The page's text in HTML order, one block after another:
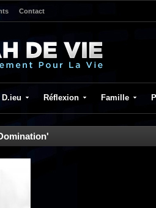
Contact
Réflexion Famille